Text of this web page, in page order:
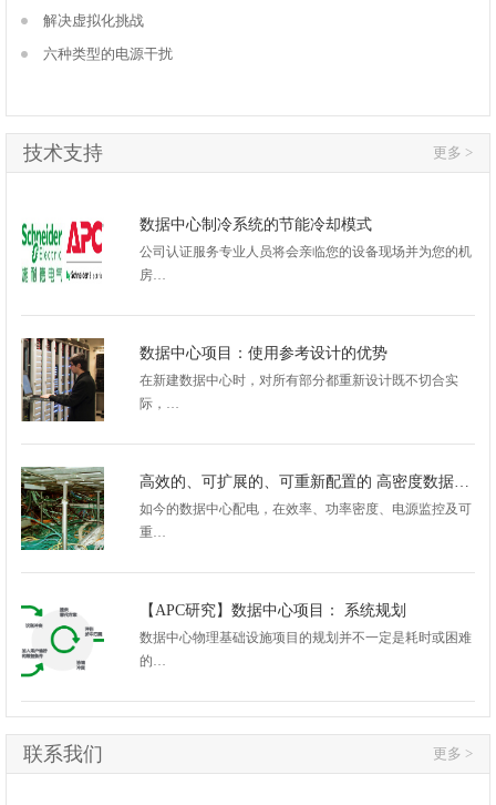
解决虚拟化挑战
六种类型的电源干扰
更多 >
技术支持
数据中心制冷系统的节能冷却模式
公司认证服务专业人员将会亲临您的设备现场并为您的机
房…
数据中心项目：使用参考设计的优势
在新建数据中心时，对所有部分都重新设计既不切合实
际，…
高效的、可扩展的、可重新配置的 高密度数据中心配电架构
如今的数据中心配电，在效率、功率密度、电源监控及可
重…
【APC研究】数据中心项目： 系统规划
数据中心物理基础设施项目的规划并不一定是耗时或困难
的…
更多 >
联系我们